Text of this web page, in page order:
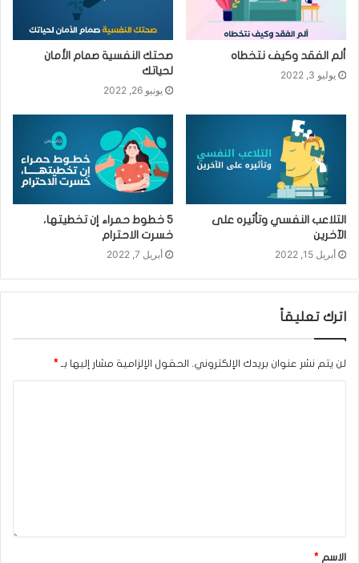
ألم الفقد وكيف نتخطاه
يوليو 3, 2022
صحتك النفسية صمام الأمان
لحياتك
يونيو 26, 2022
التلاعب النفسي وتأثيره على
الآخرين
أبريل 15, 2022
5 خطوط حمراء إن تخطيتها،
خسرت الاحترام
أبريل 7, 2022
اترك تعليقاً
لن يتم نشر عنوان بريدك الإلكتروني. الحقول الإلزامية مشار إليها بـ *
الاسم *